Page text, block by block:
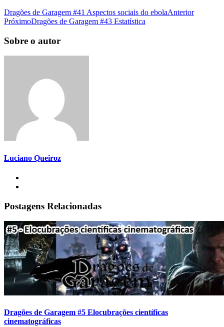
Dragões de Garagem #41 Aspectos sociais do ebolaAnterior
PróximoDragões de Garagem #43 Estatística
Sobre o autor
Luciano Queiroz
Postagens Relacionadas
Dragões de Garagem #5 Elocubrações científicas
cinematográficas